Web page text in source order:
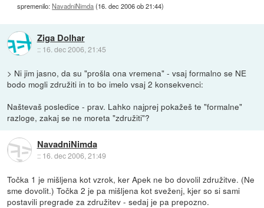
spremenilo:NavadniNimda(16. dec 2006 ob 21:44)
Ziga Dolhar
:: 16. dec 2006, 21:45
> Ni jim jasno, da su "prošla ona vremena" - vsaj formalno se NE
bodo mogli združiti in to bo imelo vsaj 2 konsekvenci:
Naštevaš posledice - prav. Lahko najprej pokažeš te "formalne"
razloge, zakaj se ne moreta "združiti"?
NavadniNimda
:: 16. dec 2006, 21:49
Točka 1 je mišljena kot vzrok, ker Apek ne bo dovolil združitve. (Ne
sme dovolit.) Točka 2 je pa mišljena kot sveženj, kjer so si sami
postavili pregrade za združitev - sedaj je pa prepozno.